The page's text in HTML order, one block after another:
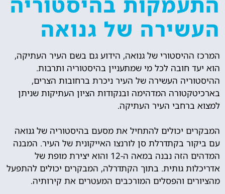
העשירה של גנואה
המרכז ההיסטורי של גנואה, הידוע גם בשם העיר העתיקה,
הוא יעד חובה לכל מי שמתעניין בהיסטוריה ותרבות.
ההיסטוריה העשירה של העיר ניכרת ברחובות הצרים,
בארכיטקטורה המדהימה ובנקודות הציון העתיקות שניתן
למצוא ברחבי העיר העתיקה.
המבקרים יכולים להתחיל את מסעם בהיסטוריה של גנואה
עם ביקור בקתדרלת סן לורנצו האייקונית של העיר. המבנה
המדהים הזה נבנה במאה ה-12 והוא יצירת מופת של
אדריכלות גותית. בתוך הקתדרלה, המבקרים יכולים להתפעל
מהציורים והפסלים המורכבים המעטרים את קירותיה.